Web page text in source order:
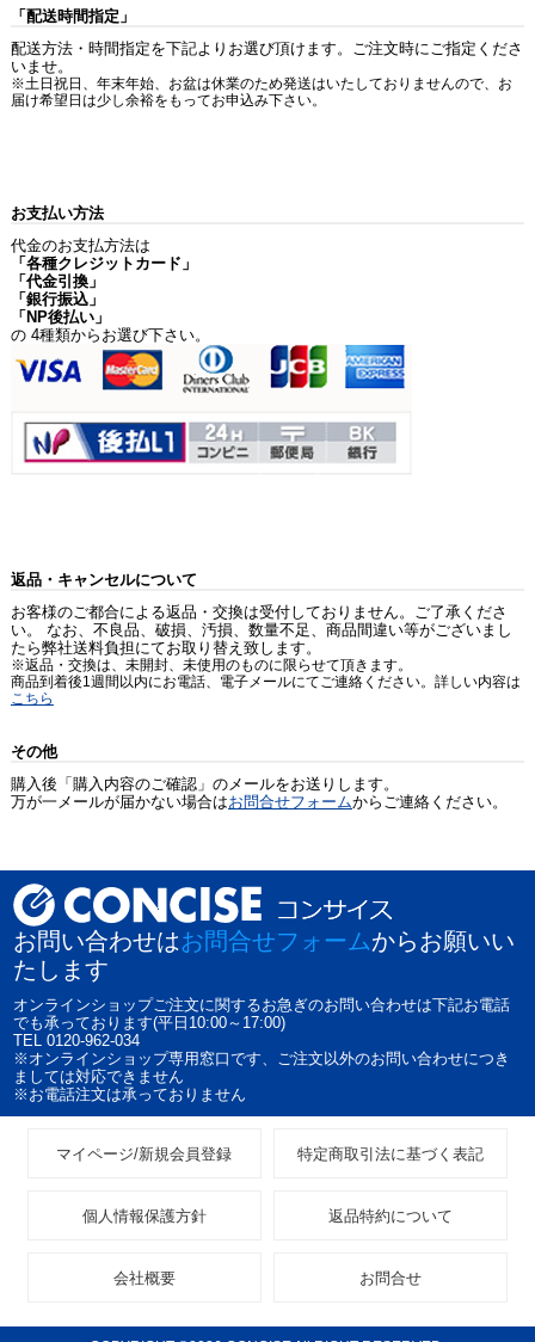
「配送時間指定」
配送方法・時間指定を下記よりお選び頂けます。ご注文時にご指定くださ
いませ。
※土日祝日、年末年始、お盆は休業のため発送はいたしておりませんので、お
届け希望日は少し余裕をもってお申込み下さい。
お支払い方法
代金のお支払方法は
「各種クレジットカード」
「代金引換」
「銀行振込」
「NP後払い」
の 4種類からお選び下さい。
返品・キャンセルについて
お客様のご都合による返品・交換は受付しておりません。ご了承くださ
い。 なお、不良品、破損、汚損、数量不足、商品間違い等がございまし
たら弊社送料負担にてお取り替え致します。
※返品・交換は、未開封、未使用のものに限らせて頂きます。
商品到着後1週間以内にお電話、電子メールにてご連絡ください。詳しい内容は
こちら
その他
購入後「購入内容のご確認」のメールをお送りします。
万が一メールが届かない場合はお問合せフォームからご連絡ください。
お問い合わせはお問合せフォームからお願いい
たします
オンラインショップご注文に関するお急ぎのお問い合わせは下記お電話
でも承っております(平日10:00～17:00)
TEL 0120-962-034
※オンラインショップ専用窓口です、ご注文以外のお問い合わせにつき
ましては対応できません
※お電話注文は承っておりません
マイページ/新規会員登録 特定商取引法に基づく表記
個人情報保護方針 返品特約について
会社概要 お問合せ